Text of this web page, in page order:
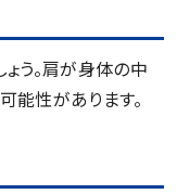
う。肩が身体の中
能性があります。